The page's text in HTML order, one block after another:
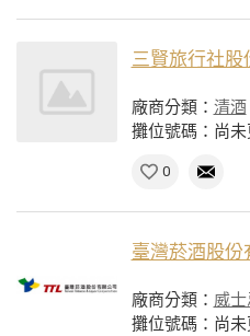
三賢旅行社股
廠商分類： 清酒
攤位號碼：尚未
0
臺灣菸酒股份
廠商分類： 威
攤位號碼：尚未